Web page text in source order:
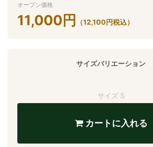
オープン価格
11,000円 （12,100円税込）
サイズバリエーション
サイズ S
カートに入れる